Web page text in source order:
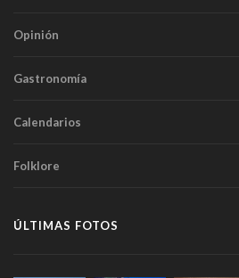
Opinión
Gastronomía
Calendarios
Folklore
ÚLTIMAS FOTOS